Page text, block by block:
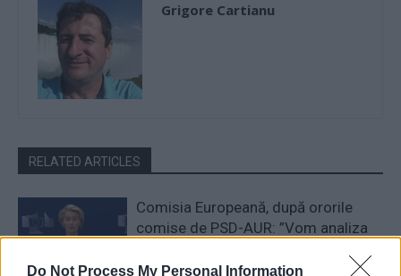
Do Not Process My Personal Information
Grigore Cartianu
RELATED ARTICLES
Comisia Europeană, după ororile
comise de PSD-AUR: ”Vom analiza
Există riscul unor consecințe